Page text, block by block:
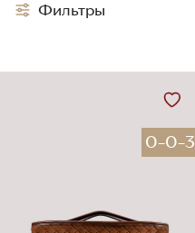
0-0-3
Фильтры